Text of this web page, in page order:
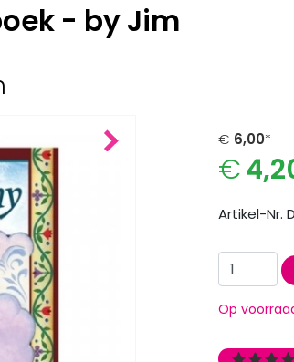
- by Jim
€ 6,00*
€
Artikel-Nr.
Op